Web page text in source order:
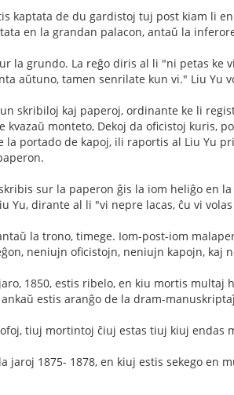
kaptata de du gardistoj tuj post kiam li
en la grandan palacon, antaŭ la
la grundo. La reĝo diris al li "ni petas
aŭtuno, tamen senrilate kun vi." Liu
skribiloj kaj paperoj, ordinante ke li
kvazaŭ monteto, Dekoj da oficistoj kuris,
la portado de kapoj, ili raportis al Liu Yu
sur la paperon ĝis la iom heliĝo en
Yu, dirante al li "vi nepre lacas, ĉu vi
la trono, timege. Iom-post-iom
neniujn oficistojn, neniujn kapojn, kaj
1850, estis ribelo, en kiu mortis
estis aranĝo de la dram-
tiuj mortintoj ĉiuj estas tiuj kiuj endas
jaroj 1875- 1878, en kiuj estis sekego